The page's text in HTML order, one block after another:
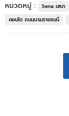
หมวดหมู่ :
Sena เสนา
คอนโด ถนนบรมราชชนนี